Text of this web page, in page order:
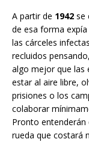
A partir de 1942 se
de esa forma
las cárceles
recluidos
algo mejor que las
estar al aire libre,
prisiones o los
colaborar
Pronto entenderán
rueda que costará